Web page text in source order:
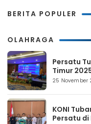
BERITA POPULER
OLAHRAGA
Persatu
Timur
25 November
KONI
Persatu di